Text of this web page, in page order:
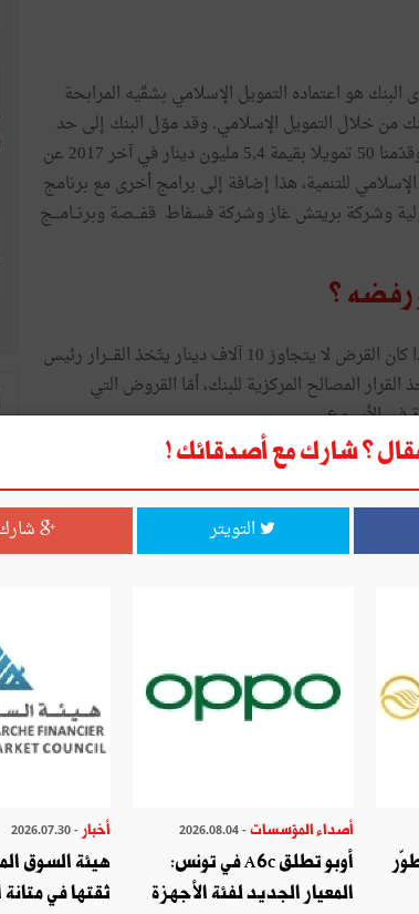
هو اعتماده التمويل الإسلامي بشقّيه المرابحة
من خلال التمويل الإسلامي. وقد موّل البنك إلى حد
الآن 1400 مشروع فردي بقيمة استثمار تناهز40 م.د بصيغة المرابحة وقدّمنا 50 تمويلا بقيمة 5,4 مليون دينار في آخر 2017 عن
للتنمية، هذا إضافة إلى برامج أخرى مع برنامج
وشركة بريتش غاز وشركة فسفاط قفـــصة وبرنــامـــج
رفضه ؟
لدينا طريقـــة عمـــل نعتمـــدها لاتّخـــاذ القـــرار بالنسبة إلى القـــروض. فإذا كان القرض لا يتجاوز 10 آلاف دينار يتّخذ القـــرار رئيس
يتراوح القرض بين 10 و 30 ألف دينار تتخذ القرار المصالح المركزية للبنك، أمّا القروض التي
في قطاعات الخدمات والفلاحة والصناعات
، وتستحوذ الخدمات على نسبة 59% من تلك المشاريع. تتّصل أساسا بأنشطة متنوّعة كالعيادات
المحاسبة ومؤسسات التعليم والتكوين وفي مجال
الباعثين الشبان ؟
225 ألف مساهم وهذا دليل على ثقتهم في البنك. وسبب نجاح بنك التضامن أنّه
الباعث الشاب بمبالغ هامّة رغم أنه ليس له تمويل
حاوره خالد الشابي
؟ شارك مع أصدقائك !
التويتر شارك
أصداء المؤسسات - 2026.08.04
أوبو تطلق A6c في تونس:
المعيار الجديد لفئة الأجهزة
أخبار - 2026.07.30
هيئة السوق
ثقتها في متانة